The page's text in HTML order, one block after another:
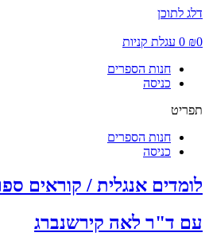
דלג לתוכן
₪0
0 עגלת קניות
חנות הספרים
כניסה
תפריט
חנות הספרים
כניסה
לומדים אנגלית / קוראים
עם ד"ר לאה קירשנברג